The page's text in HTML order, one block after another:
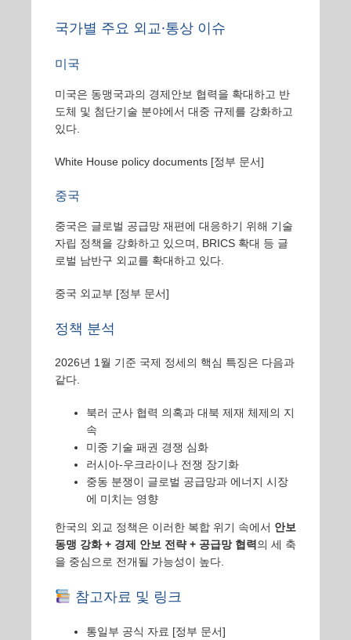
국가별 주요 외교·통상 이슈
미국
미국은 동맹국과의 경제안보 협력을 확대하고 반
도체 및 첨단기술 분야에서 대중 규제를 강화하고
있다.
White House policy documents [정부 문서]
중국
중국은 글로벌 공급망 재편에 대응하기 위해 기술
자립 정책을 강화하고 있으며, BRICS 확대 등 글
로벌 남반구 외교를 확대하고 있다.
중국 외교부 [정부 문서]
정책 분석
2026년 1월 기준 국제 정세의 핵심 특징은 다음과
같다.
북러 군사 협력 의혹과 대북 제재 체제의 지
속
미중 기술 패권 경쟁 심화
러시아-우크라이나 전쟁 장기화
중동 분쟁이 글로벌 공급망과 에너지 시장
에 미치는 영향
한국의 외교 정책은 이러한 복합 위기 속에서 안보
동맹 강화 + 경제 안보 전략 + 공급망 협력 의 세 축
을 중심으로 전개될 가능성이 높다.
참고자료 및 링크
통일부 공식 자료 [정부 문서]